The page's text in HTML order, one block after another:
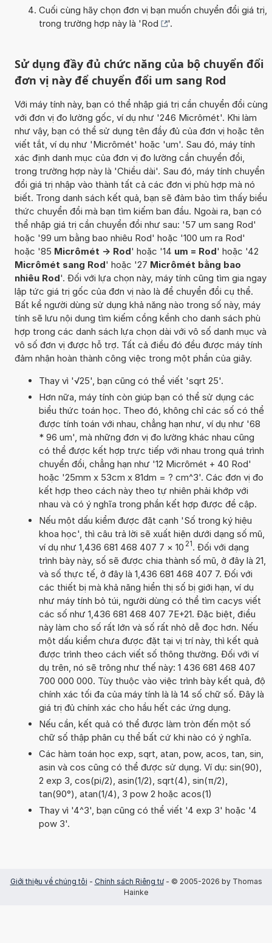
Cuối cùng hãy chọn đơn vị bạn muốn chuyển đổi giá trị,
trong trường hợp này là 'Rod '.
Sử dụng đầy đủ chức năng của bộ chuyển đổi
đơn vị này để chuyển đổi um sang Rod
Với máy tính này, bạn có thể nhập giá trị cần chuyển đổi cùng
với đơn vị đo lường gốc, ví dụ như '246 Micrômét'. Khi làm
như vậy, bạn có thể sử dụng tên đầy đủ của đơn vị hoặc tên
viết tắt, ví dụ như 'Micrômét' hoặc 'um'. Sau đó, máy tính
xác định danh mục của đơn vị đo lường cần chuyển đổi,
trong trường hợp này là 'Chiều dài'. Sau đó, máy tính chuyển
đổi giá trị nhập vào thành tất cả các đơn vị phù hợp mà nó
biết. Trong danh sách kết quả, bạn sẽ đảm bảo tìm thấy biểu
thức chuyển đổi mà bạn tìm kiếm ban đầu. Ngoài ra, bạn có
thể nhập giá trị cần chuyển đổi như sau: '57 um sang Rod'
hoặc '99 um bằng bao nhiêu Rod' hoặc '100 um ra Rod'
hoặc '85 Micrômét -> Rod' hoặc '14 um = Rod' hoặc '42
Micrômét sang Rod' hoặc '27 Micrômét bằng bao
nhiêu Rod'. Đối với lựa chọn này, máy tính cũng tìm gia ngay
lập tức giá trị gốc của đơn vị nào là để chuyển đổi cụ thể.
Bất kể người dùng sử dụng khả năng nào trong số này, máy
tính sẽ lưu nội dung tìm kiếm cồng kềnh cho danh sách phù
hợp trong các danh sách lựa chọn dài với vô số danh mục và
vô số đơn vị được hỗ trợ. Tất cả điều đó đều được máy tính
đảm nhận hoàn thành công việc trong một phần của giây.
Thay vì '√25', bạn cũng có thể viết 'sqrt 25'.
Hơn nữa, máy tính còn giúp bạn có thể sử dụng các
biểu thức toán học. Theo đó, không chỉ các số có thể
được tính toán với nhau, chẳng hạn như, ví dụ như '68
* 96 um', mà những đơn vị đo lường khác nhau cũng
có thể được kết hợp trực tiếp với nhau trong quá trình
chuyển đổi, chẳng hạn như '12 Micrômét + 40 Rod'
hoặc '25mm x 53cm x 81dm = ? cm^3'. Các đơn vị đo
kết hợp theo cách này theo tự nhiên phải khớp với
nhau và có ý nghĩa trong phần kết hợp được đề cập.
Nếu một dấu kiểm được đặt cạnh 'Số trong ký hiệu
khoa học', thì câu trả lời sẽ xuất hiện dưới dạng số mũ,
ví dụ như 1,436 681 468 407 7 × 10 21. Đối với dạng
trình bày này, số sẽ được chia thành số mũ, ở đây là 21,
và số thực tế, ở đây là 1,436 681 468 407 7. Đối với
các thiết bị mà khả năng hiển thị số bị giới hạn, ví dụ
như máy tính bỏ túi, người dùng có thể tìm cacys viết
các số như 1,436 681 468 407 7E+21. Đặc biệt, điều
này làm cho số rất lớn và số rất nhỏ dễ đọc hơn. Nếu
một dấu kiểm chưa được đặt tại vị trí này, thì kết quả
được trình theo cách viết số thông thường. Đối với ví
dụ trên, nó sẽ trông như thế này: 1 436 681 468 407
700 000 000. Tùy thuộc vào việc trình bày kết quả, độ
chính xác tối đa của máy tính là là 14 số chữ số. Đây là
giá trị đủ chính xác cho hầu hết các ứng dụng.
Nếu cần, kết quả có thể được làm tròn đến một số
chữ số thập phân cụ thể bất cứ khi nào có ý nghĩa.
Các hàm toán học exp, sqrt, atan, pow, acos, tan, sin,
asin và cos cũng có thể được sử dụng. Ví dụ: sin(90),
2 exp 3, cos(pi/2), asin(1/2), sqrt(4), sin(π/2),
tan(90°), atan(1/4), 3 pow 2 hoặc acos(1)
Thay vì '4^3', bạn cũng có thể viết '4 exp 3' hoặc '4
pow 3'.
Giới thiệu về chúng tôi - Chính sách Riêng tư- © 2005-2026 by Thomas
Hainke